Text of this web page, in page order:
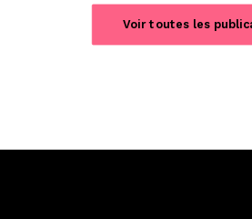
Voir toutes les